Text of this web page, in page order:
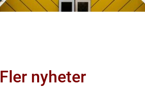
Fler nyheter